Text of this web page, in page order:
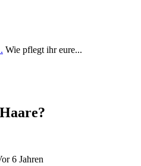
Wie pflegt ihr eure...
6 Jahren